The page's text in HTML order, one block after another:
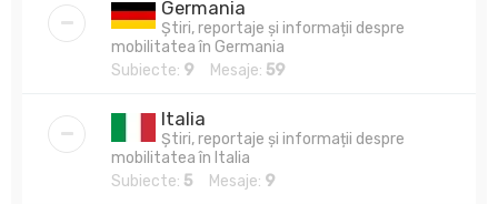
Germania
Știri, reportaje și informații despre
mobilitatea în Germania
Subiecte: 9 Mesaje: 59
Italia
Știri, reportaje și informații despre
mobilitatea în Italia
Subiecte: 5 Mesaje: 9